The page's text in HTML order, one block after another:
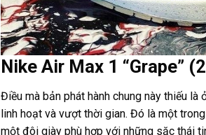
Nike Air Max 1 “Grape”
Điều mà bản phát hành chung này thiếu
linh hoạt và vượt thời gian. Đó là một
một đôi giày phù hợp với những sặc thái